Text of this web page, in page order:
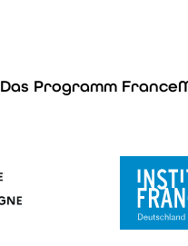
Das Programm